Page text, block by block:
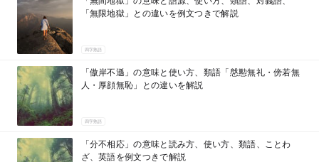
「無限地獄」との違いを例文つきで解説
四字熟語
「傲岸不遜」の意味と使い方、類語「慇懃無礼・傍若無
人・厚顔無恥」との違いを解説
四字熟語
「分不相応」の意味と読み方、使い方、類語、ことわ
ざ、英語を例文つきで解説